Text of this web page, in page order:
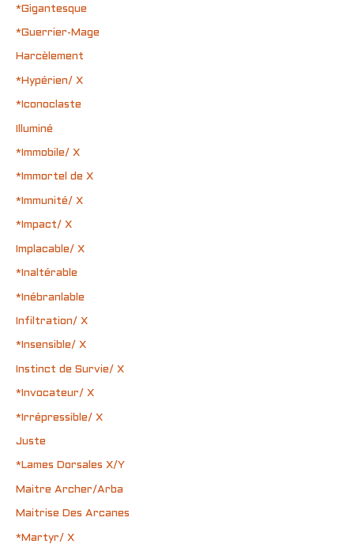
*Gigantesque
*Guerrier-Mage
Harcèlement
*Hypérien/ X
*Iconoclaste
Illuminé
*Immobile/ X
*Immortel de X
*Immunité/ X
*Impact/ X
Implacable/ X
*Inaltérable
*Inébranlable
Infiltration/ X
*Insensible/ X
Instinct de Survie/ X
*Invocateur/ X
*Irrépressible/ X
Juste
*Lames Dorsales X/Y
Maitre Archer/Arba
Maitrise Des Arcanes
*Martyr/ X